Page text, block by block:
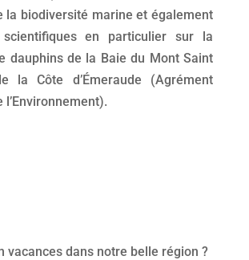
la biodiversité marine et également
en particulier sur la
dauphins de la Baie du Mont Saint
la Côte d’Émeraude (Agrément
l’Environnement).
vacances dans notre belle région ?